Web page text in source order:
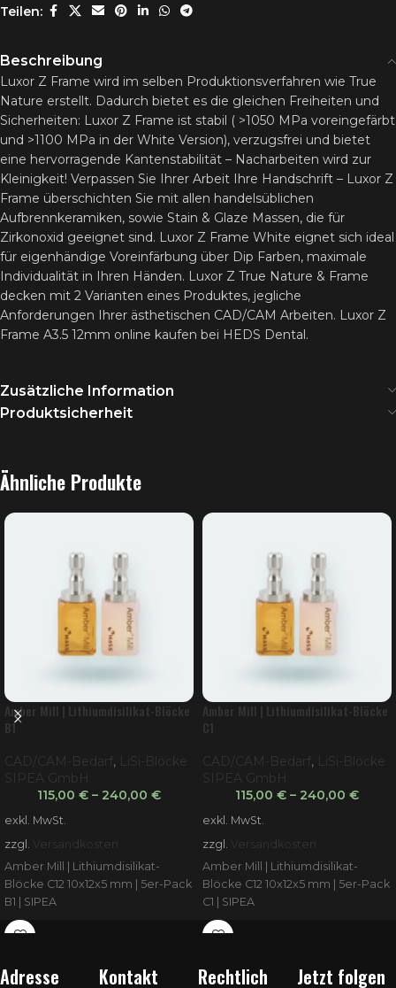
Teilen:
Beschreibung
Luxor Z Frame wird im selben Produktionsverfahren wie True
Nature erstellt. Dadurch bietet es die gleichen Freiheiten und
Sicherheiten: Luxor Z Frame ist stabil ( >1050 MPa voreingefärbt
und >1100 MPa in der White Version), verzugsfrei und bietet
eine hervorragende Kantenstabilität – Nacharbeiten wird zur
Kleinigkeit! Verpassen Sie Ihrer Arbeit Ihre Handschrift – Luxor Z
Frame überschichten Sie mit allen handelsüblichen
Aufbrennkeramiken, sowie Stain & Glaze Massen, die für
Zirkonoxid geeignet sind. Luxor Z Frame White eignet sich ideal
für eigenhändige Voreinfärbung über Dip Farben, maximale
Individualität in Ihren Händen. Luxor Z True Nature & Frame
decken mit 2 Varianten eines Produktes, jegliche
Anforderungen Ihrer ästhetischen CAD/CAM Arbeiten. Luxor Z
Frame A3.5 12mm online kaufen bei HEDS Dental.
Zusätzliche Information
Produktsicherheit
Ähnliche Produkte
Amber Mill | Lithiumdisilikat-Blöcke
B1
CAD/CAM-Bedarf, LiSi-Blöcke
SIPEA GmbH
115,00 € – 240,00 €
exkl. MwSt.
zzgl.
Versandkosten
Amber Mill | Lithiumdisilikat-
Blöcke C12 10x12x5 mm | 5er-Pack
B1 | SIPEA
Amber Mill | Lithiumdisilikat-Blöcke
C1
CAD/CAM-Bedarf, LiSi-Blöcke
SIPEA GmbH
115,00 € – 240,00 €
exkl. MwSt.
zzgl.
Versandkosten
Amber Mill | Lithiumdisilikat-
Blöcke C12 10x12x5 mm | 5er-Pack
C1 | SIPEA
Adresse Kontakt Rechtlich Jetzt folgen